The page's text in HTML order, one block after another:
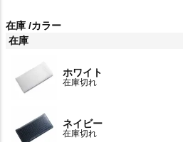
在庫 カラー
在庫
ホワイト
在庫切れ
ネイビー
在庫切れ